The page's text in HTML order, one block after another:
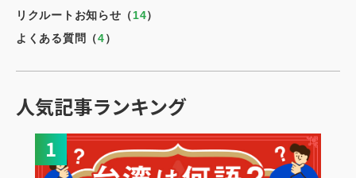
リクルートお知らせ（14）
よくある質問（4）
人気記事ランキング